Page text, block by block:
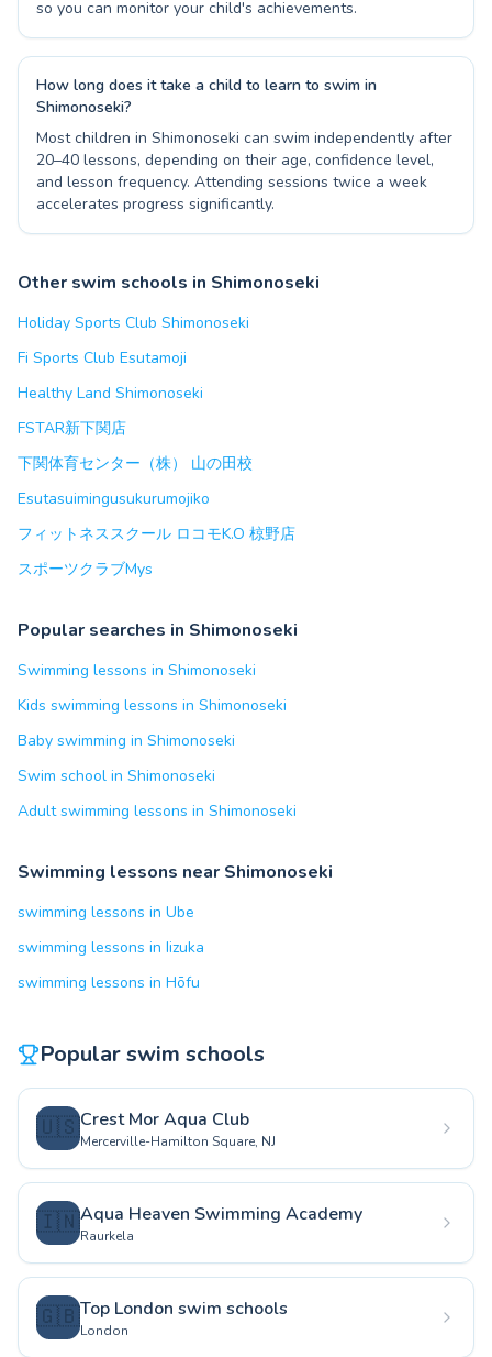
so you can monitor your child's achievements.
How long does it take a child to learn to swim in
Shimonoseki?
Most children in Shimonoseki can swim independently after
20–40 lessons, depending on their age, confidence level,
and lesson frequency. Attending sessions twice a week
accelerates progress significantly.
Other swim schools in Shimonoseki
Holiday Sports Club Shimonoseki
Fi Sports Club Esutamoji
Healthy Land Shimonoseki
FSTAR新下関店
下関体育センター（株） 山の田校
Esutasuimingusukurumojiko
フィットネススクール ロコモK.O 椋野店
スポーツクラブMys
Popular searches in Shimonoseki
Swimming lessons in Shimonoseki
Kids swimming lessons in Shimonoseki
Baby swimming in Shimonoseki
Swim school in Shimonoseki
Adult swimming lessons in Shimonoseki
Swimming lessons near Shimonoseki
swimming lessons in Ube
swimming lessons in Iizuka
swimming lessons in Hōfu
Popular swim schools
🇺🇸Crest Mor Aqua Club
Mercerville-Hamilton Square, NJ
🇮🇳Aqua Heaven Swimming Academy
Raurkela
🇬🇧Top London swim schools
London